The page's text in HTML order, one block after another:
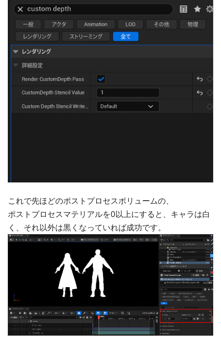
これで先ほどのポストプロセスボリュームの、
ポストプロセスマテリアルを0以上にすると、キャラは白
く、それ以外は黒くなっていれば成功です。